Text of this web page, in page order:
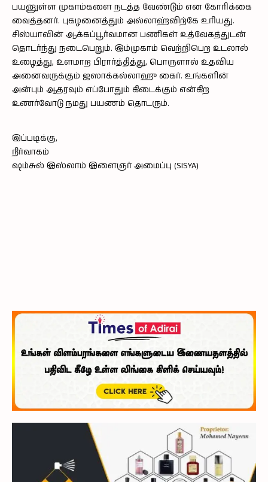
பயனுள்ள முகாம்களை நடத்த வேண்டும் என கோரிக்கை
வைத்தனர். புகழனைத்தும் அல்லாஹ்விற்கே உரியது.
சிஸ்யாவின் ஆக்கப்பூர்வமான பணிகள் உத்வேகத்துடன்
தொடர்ந்து நடைபெறும். இம்முகாம் வெற்றிபெற உடலால்
உழைத்து, உளமாற பிரார்த்தித்து, பொருளால் உதவிய
அனைவருக்கும் ஜஸாக்கல்லாஹு கைர். உங்களின்
அன்பும் ஆதரவும் எப்போதும் கிடைக்கும் என்கிற
உணர்வோடு நமது பயணம் தொடரும்.
இப்படிக்கு,
நிர்வாகம்
ஷம்சுல் இஸ்லாம் இளைஞர் அமைப்பு (SISYA)